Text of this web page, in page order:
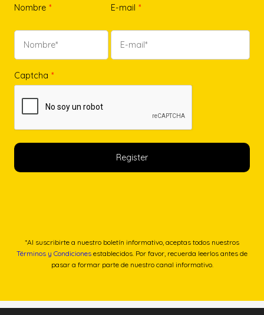
Nombre * E-mail *
Captcha *
*Al suscribirte a nuestro boletín informativo, aceptas todos nuestros
Términos y Condiciones establecidos. Por favor, recuerda leerlos antes de
pasar a formar parte de nuestro canal informativo.